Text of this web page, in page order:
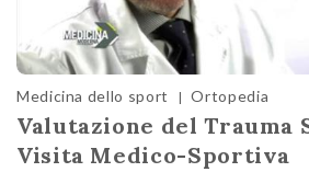
Medicina dello sport | Ortopedia
Valutazione del Trauma
Visita Medico-Sportiva